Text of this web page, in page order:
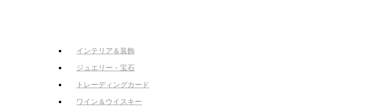
インテリア＆装飾
ジュエリー・宝石
トレーディングカード
ワイン＆ウイスキー